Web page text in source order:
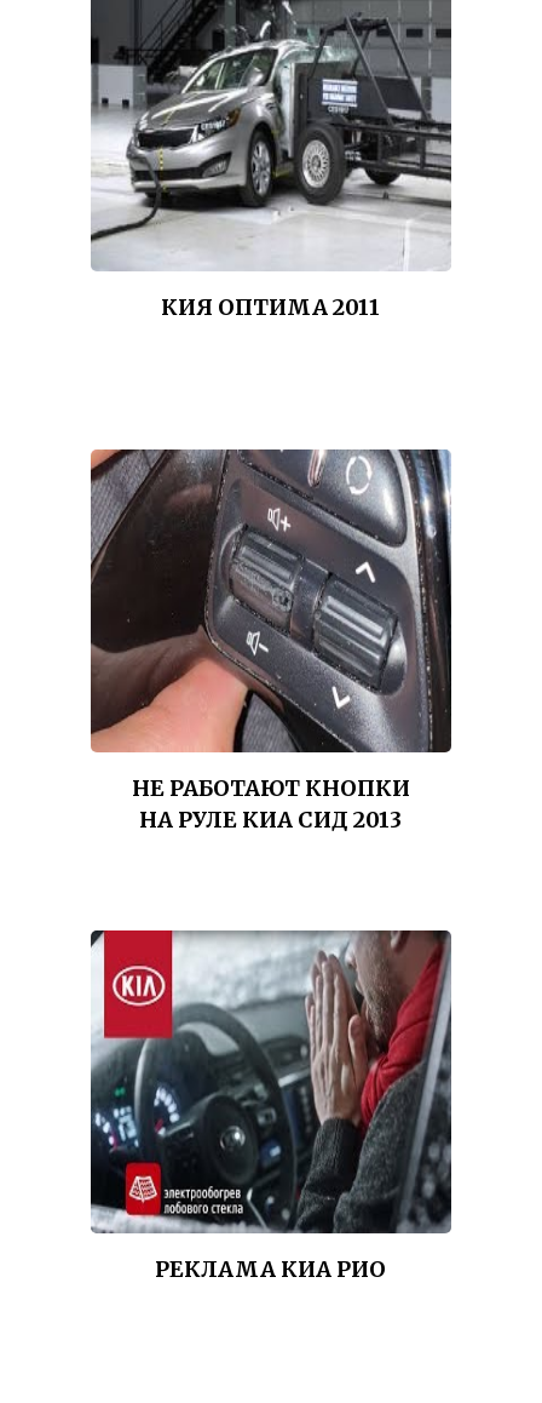
КИЯ ОПТИМА 2011
НЕ РАБОТАЮТ КНОПКИ
НА РУЛЕ КИА СИД 2013
РЕКЛАМА КИА РИО